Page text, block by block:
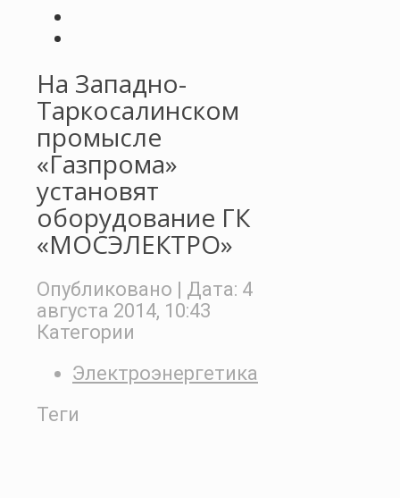
На Западно-
Таркосалинском
промысле
«Газпрома»
установят
оборудование ГК
«МОСЭЛЕКТРО»
Опубликовано | Дата: 4
августа 2014, 10:43
Категории
Электроэнергетика
Теги